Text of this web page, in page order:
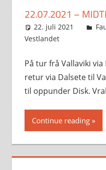
22.07.2021 –
22. juli 2021
Vestlandet
På tur frå Vallaviki
retur via Dalsete til
til oppunder Disk.
Continue reading